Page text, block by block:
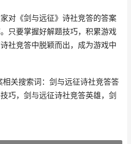
对《剑与远征》诗社竞答的答案
只要掌握好解题技巧，积累游戏
社竞答中脱颖而出，成为游戏中
关搜索词：剑与远征诗社竞答答
巧，剑与远征诗社竞答英雄，剑